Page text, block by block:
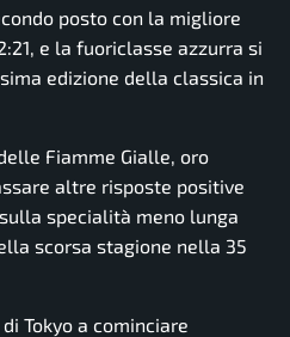
posto con la migliore
e la fuoriclasse azzurra si
edizione della classica in
Fiamme Gialle, oro
altre risposte positive
specialità meno lunga
scorsa stagione nella 35
Tokyo a cominciare